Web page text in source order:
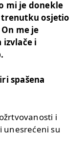
mi je donekle
trenutku osjetio
me je
izvlače i
spašena
i
unesrećeni su